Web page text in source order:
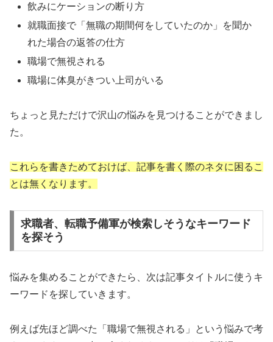
飲みにケーションの断り方
就職面接で「無職の期間何をしていたのか」を聞か
れた場合の返答の仕方
職場で無視される
職場に体臭がきつい上司がいる
ちょっと見ただけで沢山の悩みを見つけることができまし
た。
これらを書きためておけば、記事を書く際のネタに困るこ
とは無くなります。
求職者、転職予備軍が検索しそうなキーワード
を探そう
悩みを集めることができたら、次は記事タイトルに使うキ
ーワードを探していきます。
例えば先ほど調べた「職場で無視される」という悩みで考